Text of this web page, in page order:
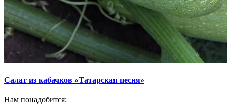
Салат из кабачков «Татарская песня»
Нам понадобится: